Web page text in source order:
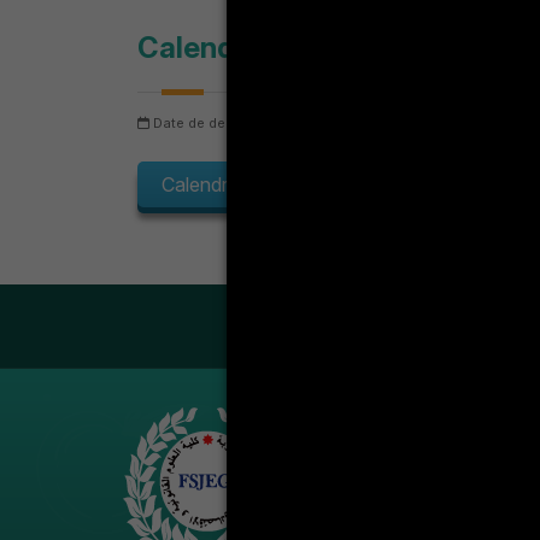
Calendrier des examens
Date de dernière mise à jour: dimanche 9 août 2026
Calendrier des examens masters par